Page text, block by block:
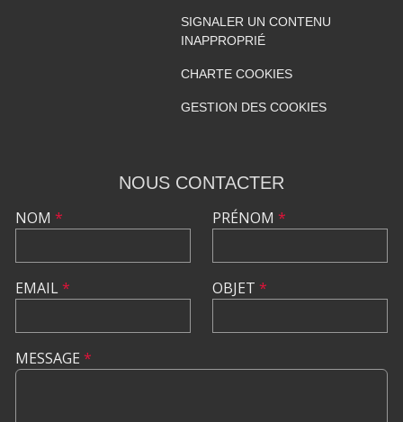
SIGNALER UN CONTENU
INAPPROPRIÉ
CHARTE COOKIES
GESTION DES COOKIES
NOUS CONTACTER
NOM *
EMAIL*
PRÉNOM *
OBJET *
MESSAGE *